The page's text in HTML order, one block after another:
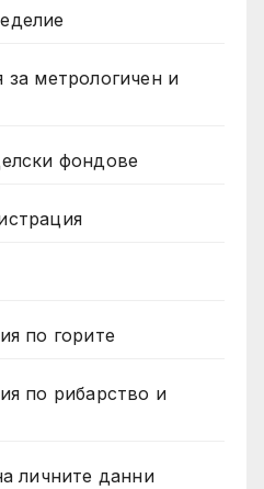
метрологичен и
фондове
по горите
по рибарство и
личните данни